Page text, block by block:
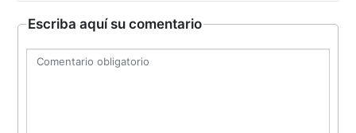
Escriba aquí su comentario